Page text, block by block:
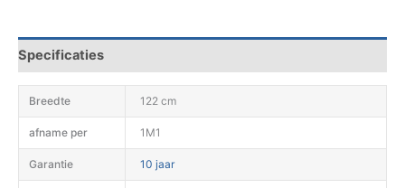
Specificaties
Breedte 122 cm
afname per 1M1
Garantie 10 jaar